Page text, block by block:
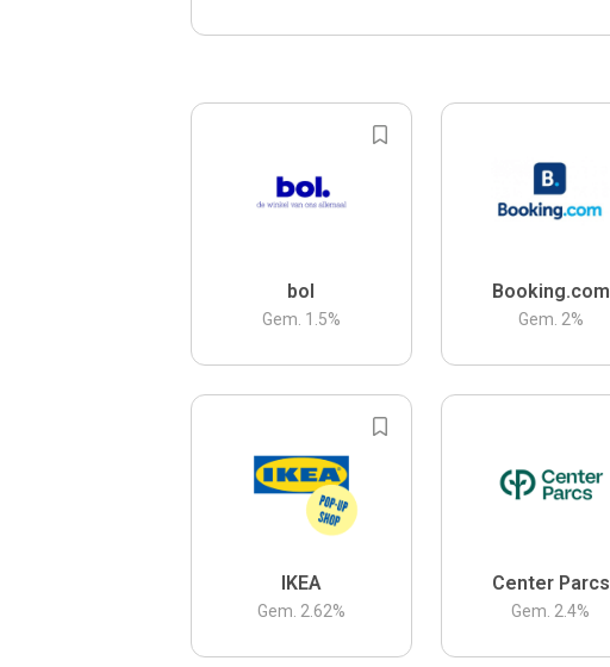
bol
Gem. 1.5%
Booking.com
Gem. 2%
IKEA
Gem. 2.62%
Center Parcs
Gem. 2.4%